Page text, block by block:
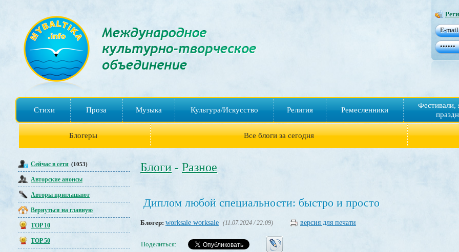
Стихи Проза Музыка Культура/Искусство Религия Ремесленники
Фестивали,
Блогеры Все блоги за сегодня
Сейчас в сети (1053)
Авторские анонсы
Авторы приглашают
Вернуться на главную
TOP 10
TOP 50
Блоги - Разное
Диплом любой специальности: быстро и просто
Блогер: worksale worksale (11.07.2024 / 22:09) версия для печати
Поделиться: